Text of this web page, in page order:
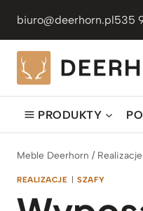
treści
biuro@deerhorn.pl535
PRODUKTY
Meble Deerhorn / Realizacje
REALIZACJE | SZAFY